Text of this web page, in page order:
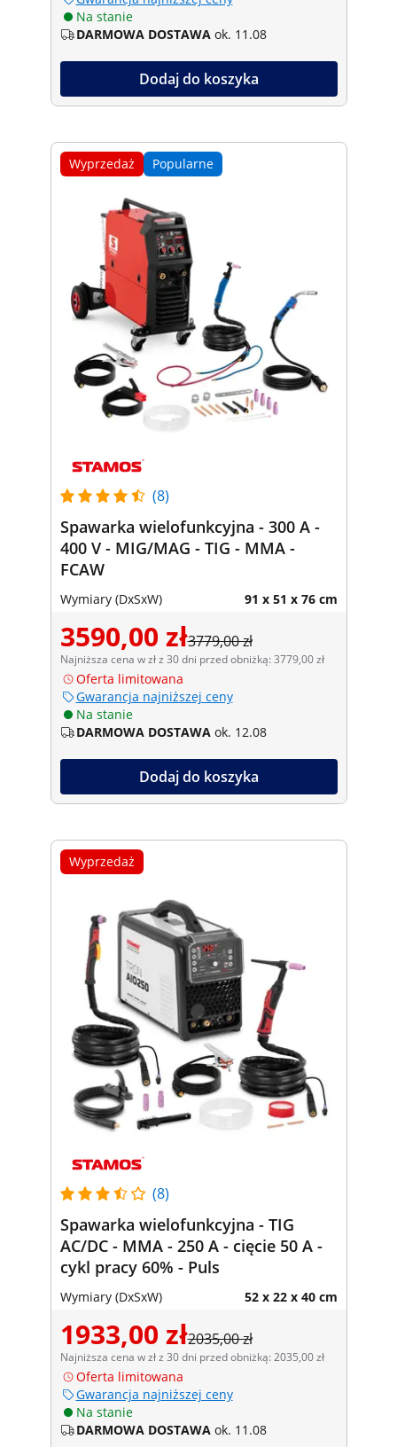
Na stanie
DARMOWA DOSTAWA ok. 11.08
Dodaj do koszyka
Wyprzedaż Popularne
(8)
Spawarka wielofunkcyjna - 300 A -
400 V - MIG/MAG - TIG - MMA -
FCAW
Wymiary (DxSxW) 91 x 51 x 76 cm
3590,00 zł3779,00 zł
Najniższa cena w zł z 30 dni przed obniżką: 3779,00 zł
Oferta limitowana
Gwarancja najniższej ceny
Na stanie
DARMOWA DOSTAWA ok. 12.08
Dodaj do koszyka
Wyprzedaż
(8)
Spawarka wielofunkcyjna - TIG
AC/DC - MMA - 250 A - cięcie 50 A -
cykl pracy 60% - Puls
Wymiary (DxSxW) 52 x 22 x 40 cm
1933,00 zł2035,00 zł
Najniższa cena w zł z 30 dni przed obniżką: 2035,00 zł
Oferta limitowana
Gwarancja najniższej ceny
Na stanie
DARMOWA DOSTAWA ok. 11.08